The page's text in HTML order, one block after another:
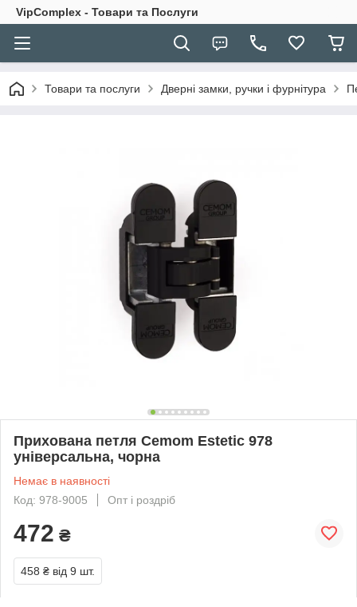
VipComplex - Товари та Послуги
Товари та послуги Дверні замки, ручки і фурнітура
Прихована петля Cemom Estetic 978
універсальна, чорна
Немає в наявності
Код: 978-9005
Опт і роздріб
472 ₴
458 ₴ від 9 шт.